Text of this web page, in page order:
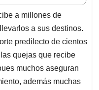
a millones de
a sus destinos.
predilecto de cientos
quejas que recibe
muchos aseguran
además muchas